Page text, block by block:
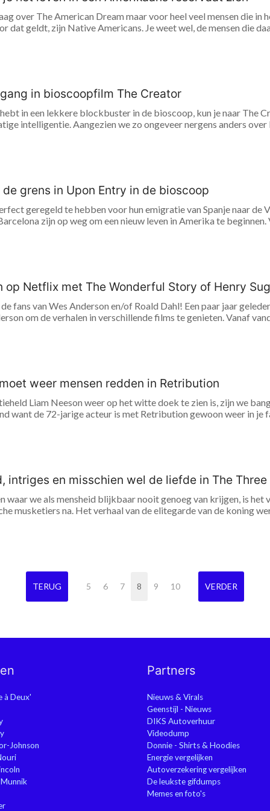
over The American Dream maar voor heel veel mensen die in
dat geldt, zijn Native Americans. Je weet wel, de mensen die
in bioscoopfilm The Creator
in een lekkere blockbuster in de bioscoop, kun je naar The
intelligentie. Aangezien we zo ongeveer nergens anders over
grens in Upon Entry in de bioscoop
geregeld te hebben voor hun emigratie van Spanje naar de
zijn op weg om een nieuw leven in Amerika te
op Netflix met The Wonderful Story of Henry
fans van Wes Anderson en/of Roald Dahl! Een paar jaar
om de verhalen in verschillende films te genieten. Vanaf
weer mensen redden in Retribution
Liam Neeson weer op het witte doek te zien is, zijn we
want de 72-jarige acteur is met Retribution gewoon weer in je
intriges en misschien wel de liefde in The
waar we als mensheid blijkbaar nooit genoeg van krijgen, is
musketiers na. Het verhaal van de elitegarde van de koning
TERUG 5 6 7 8 9 10 VERDER
à Deux'
Johnson
Partners
Nieuws & Virals
Geenstijl - Nieuws
DIKS Autoverhuur
Videodump
Donnie - Shirts & Hoodies
Energie vergelijken
Autoverzekering vergelijken
De leukste gifdumps
Memes en foto's